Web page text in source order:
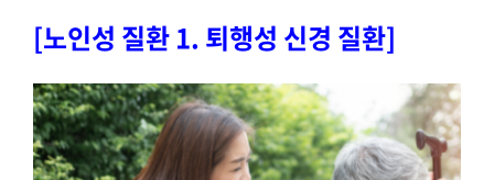
[노인성 질환 1. 퇴행성 신경 질환]